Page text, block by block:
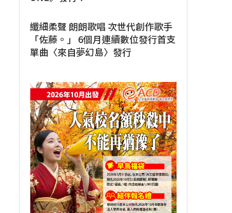
纖細柔聲 朗朗歌唱 次世代創作歌手
「佐藤。」 6個月連續數位發行首支
單曲〈來自夢幻島〉發行